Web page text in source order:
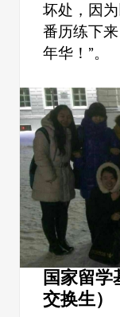
坏处，因
番历练下
年华！”。
国家留学
交换生）